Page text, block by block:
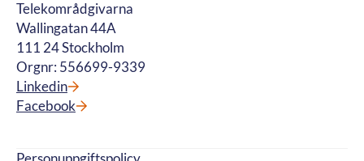
Telekområdgivarna
Wallingatan 44A
111 24 Stockholm
Orgnr: 556699-9339
Linkedin
Facebook